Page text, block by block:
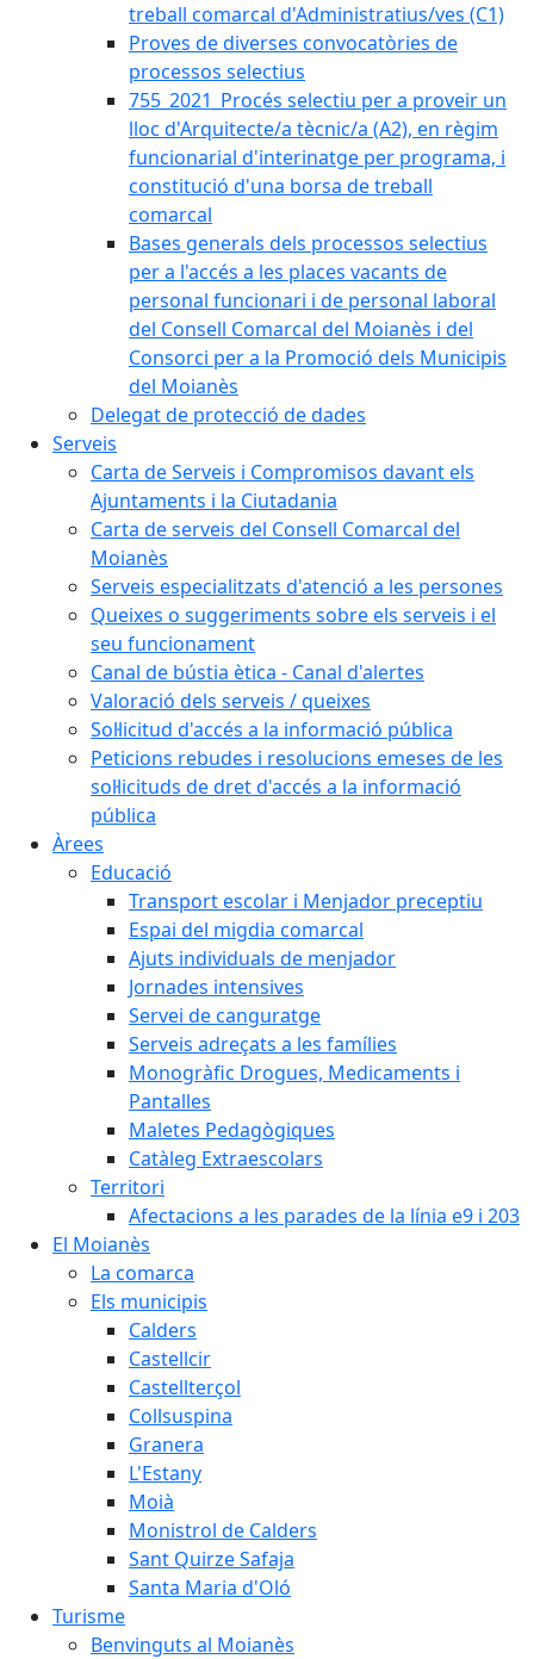
treball comarcal d'Administratius/ves (C1)
Proves de diverses convocatòries de
processos selectius
755_2021_Procés selectiu per a proveir un
lloc d'Arquitecte/a tècnic/a (A2), en règim
funcionarial d'interinatge per programa, i
constitució d'una borsa de treball
comarcal
Bases generals dels processos selectius
per a l'accés a les places vacants de
personal funcionari i de personal laboral
del Consell Comarcal del Moianès i del
Consorci per a la Promoció dels Municipis
del Moianès
Delegat de protecció de dades
Serveis
Carta de Serveis i Compromisos davant els
Ajuntaments i la Ciutadania
Carta de serveis del Consell Comarcal del
Moianès
Serveis especialitzats d'atenció a les persones
Queixes o suggeriments sobre els serveis i el
seu funcionament
Canal de bústia ètica - Canal d'alertes
Valoració dels serveis / queixes
Sol·licitud d'accés a la informació pública
Peticions rebudes i resolucions emeses de les
sol·licituds de dret d'accés a la informació
pública
Àrees
Educació
Transport escolar i Menjador preceptiu
Espai del migdia comarcal
Ajuts individuals de menjador
Jornades intensives
Servei de canguratge
Serveis adreçats a les famílies
Monogràfic Drogues, Medicaments i
Pantalles
Maletes Pedagògiques
Catàleg Extraescolars
Territori
Afectacions a les parades de la línia e9 i 203
El Moianès
La comarca
Els municipis
Calders
Castellcir
Castellterçol
Collsuspina
Granera
L'Estany
Moià
Monistrol de Calders
Sant Quirze Safaja
Santa Maria d'Oló
Turisme
Benvinguts al Moianès